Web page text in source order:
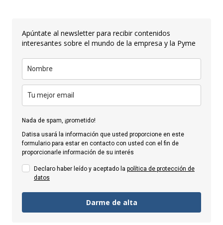
Apúntate al newsletter para recibir contenidos
interesantes sobre el mundo de la empresa y la Pyme
Nada de spam, ¡prometido!
Datisa usará la información que usted proporcione en este
formulario para estar en contacto con usted con el fin de
proporcionarle información de su interés
Declaro haber leído y aceptado la política de protección de
datos
Darme de alta